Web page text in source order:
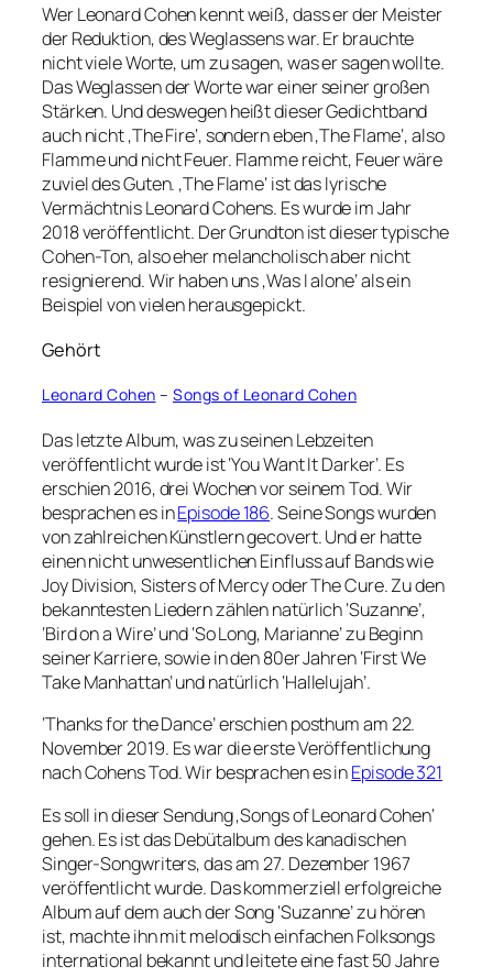
Wer Leonard Cohen kennt weiß, dass er der Meister
der Reduktion, des Weglassens war. Er brauchte
nicht viele Worte, um zu sagen, was er sagen wollte.
Das Weglassen der Worte war einer seiner großen
Stärken. Und deswegen heißt dieser Gedichtband
auch nicht ‚The Fire‘, sondern eben ‚The Flame‘, also
Flamme und nicht Feuer. Flamme reicht, Feuer wäre
zuviel des Guten. ‚The Flame‘ ist das lyrische
Vermächtnis Leonard Cohens. Es wurde im Jahr
2018 veröffentlicht. Der Grundton ist dieser typische
Cohen-Ton, also eher melancholisch aber nicht
resignierend. Wir haben uns ‚Was I alone‘ als ein
Beispiel von vielen herausgepickt.
Gehört
Leonard Cohen – Songs of Leonard Cohen
Das letzte Album, was zu seinen Lebzeiten
veröffentlicht wurde ist ‘You Want It Darker’. Es
erschien 2016, drei Wochen vor seinem Tod. Wir
besprachen es inEpisode 186. Seine Songs wurden
von zahlreichen Künstlern gecovert. Und er hatte
einen nicht unwesentlichen Einfluss auf Bands wie
Joy Division, Sisters of Mercy oder The Cure. Zu den
bekanntesten Liedern zählen natürlich ‘Suzanne’,
‘Bird on a Wire’ und ‘So Long, Marianne’ zu Beginn
seiner Karriere, sowie in den 80er Jahren ‘First We
Take Manhattan’ und natürlich ‘Hallelujah’.
‘Thanks for the Dance’ erschien posthum am 22.
November 2019. Es war die erste Veröffentlichung
nach Cohens Tod. Wir besprachen es inEpisode 321
Es soll in dieser Sendung ‚Songs of Leonard Cohen‘
gehen. Es ist das Debütalbum des kanadischen
Singer-Songwriters, das am 27. Dezember 1967
veröffentlicht wurde. Das kommerziell erfolgreiche
Album auf dem auch der Song ‘Suzanne’ zu hören
ist, machte ihn mit melodisch einfachen Folksongs
international bekannt und leitete eine fast 50 Jahre